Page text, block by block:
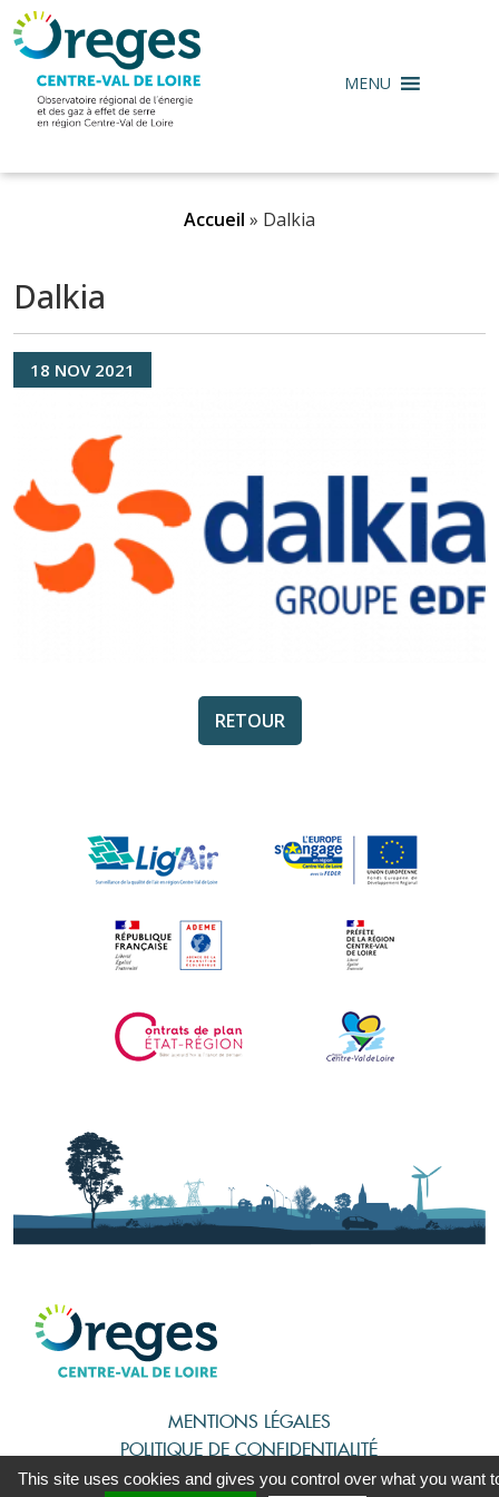
MENU
Accueil » Dalkia
Dalkia
18 NOV 2021
RETOUR
MENTIONS LÉGALES
POLITIQUE DE CONFIDENTIALITÉ
PLAN DU SITE
This site uses cookies and gives you control over what you want